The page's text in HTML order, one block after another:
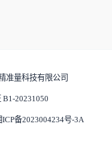
准量科技有限公司
20231050
备2023004234号-3A